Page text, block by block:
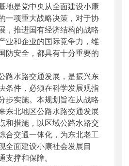
03月04日
印发;;规划;;纲要 通知
划司
划
地是党中央从全面建设小康
一项重大战略决策，对于协
，推进国有经济结构的战略
业和企业的国际竞争力，维
防安全，都具有十分重要的
水路交通发展，是振兴东
条件，必须在科学发展观指
步实施。本规划旨在从战略
东北地区公路水路交通发展
和措施，以区域公路水路交
合交通一体化，为东北老工
全面建设小康社会发展目
撑和保障。